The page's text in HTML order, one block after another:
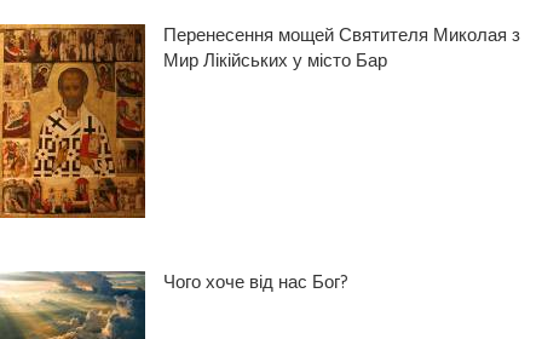
Перенесення мощей Святителя Миколая з
Мир Лікійських у місто Бар
Чого хоче від нас Бог?